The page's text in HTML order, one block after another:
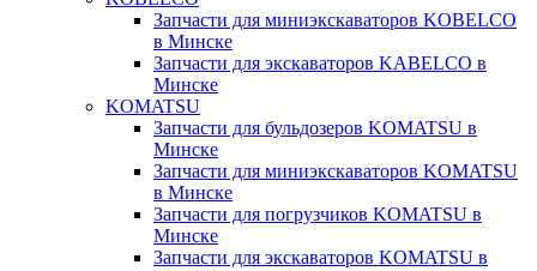
Запчасти для миниэкскаваторов KOBELCO
в Минске
Запчасти для экскаваторов KABELCO в
Минске
KOMATSU
Запчасти для бульдозеров KOMATSU в
Минске
Запчасти для миниэкскаваторов KOMATSU
в Минске
Запчасти для погрузчиков KOMATSU в
Минске
Запчасти для экскаваторов KOMATSU в